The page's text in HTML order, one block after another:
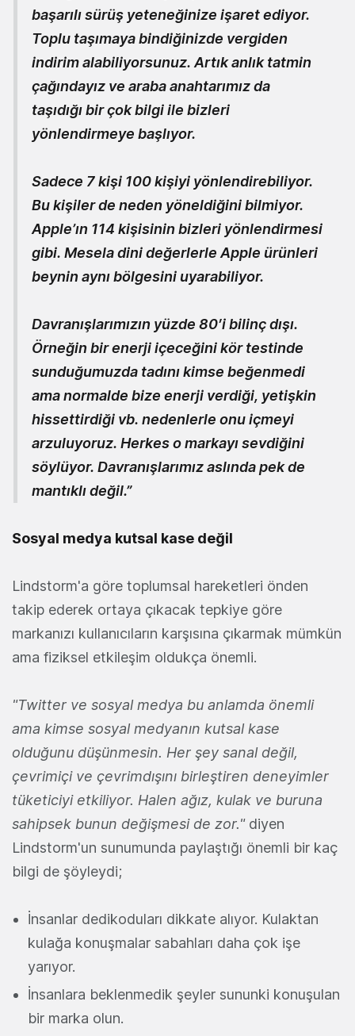
başarılı sürüş yeteneğinize işaret ediyor.
Toplu taşımaya bindiğinizde vergiden
indirim alabiliyorsunuz. Artık anlık tatmin
çağındayız ve araba anahtarımız da
taşıdığı bir çok bilgi ile bizleri
yönlendirmeye başlıyor.
Sadece 7 kişi 100 kişiyi yönlendirebiliyor.
Bu kişiler de neden yöneldiğini bilmiyor.
Apple’ın 114 kişisinin bizleri yönlendirmesi
gibi. Mesela dini değerlerle Apple ürünleri
beynin aynı bölgesini uyarabiliyor.
Davranışlarımızın yüzde 80′i bilinç dışı.
Örneğin bir enerji içeceğini kör testinde
sunduğumuzda tadını kimse beğenmedi
ama normalde bize enerji verdiği, yetişkin
hissettirdiği vb. nedenlerle onu içmeyi
arzuluyoruz. Herkes o markayı sevdiğini
söylüyor. Davranışlarımız aslında pek de
mantıklı değil.”
Sosyal medya kutsal kase değil
Lindstorm'a göre toplumsal hareketleri önden
takip ederek ortaya çıkacak tepkiye göre
markanızı kullanıcıların karşısına çıkarmak mümkün
ama fiziksel etkileşim oldukça önemli.
"Twitter ve sosyal medya bu anlamda önemli
ama kimse sosyal medyanın kutsal kase
olduğunu düşünmesin. Her şey sanal değil,
çevrimiçi ve çevrimdışını birleştiren deneyimler
tüketiciyi etkiliyor. Halen ağız, kulak ve buruna
sahipsek bunun değişmesi de zor."diyen
Lindstorm'un sunumunda paylaştığı önemli bir kaç
bilgi de şöyleydi;
İnsanlar dedikoduları dikkate alıyor. Kulaktan
kulağa konuşmalar sabahları daha çok işe
yarıyor.
İnsanlara beklenmedik şeyler sununki konuşulan
bir marka olun.